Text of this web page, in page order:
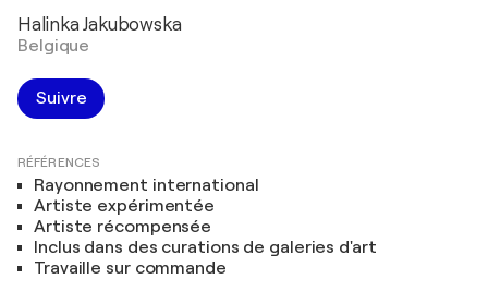
Halinka Jakubowska
Belgique
Suivre
RÉFÉRENCES
Rayonnement international
Artiste expérimentée
Artiste récompensée
Inclus dans des curations de galeries d'art
Travaille sur commande